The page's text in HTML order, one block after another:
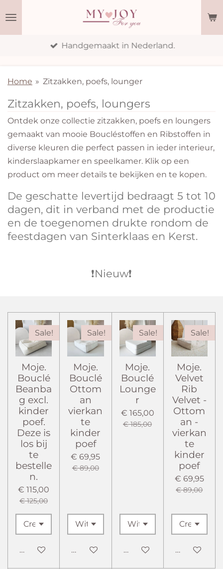
Handgemaakt in Nederland.
Home » Zitzakken, poefs, lounger
Zitzakken, poefs, loungers
Ontdek onze collectie zitzakken, poefs en loungers
gemaakt van mooie Boucléstoffen en Ribstoffen in
diverse kleuren die perfect passen in ieder interieur,
kinderslaapkamer en speelkamer. Klik op een
product om meer details te bekijken en te kopen.
De geschatte levertijd bedraagt 5 tot 10
dagen, dit in verband met de productie
en de toegenomen drukte rondom de
feestdagen van Sinterklaas en Kerst.
❗️Nieuw❗️
Sale!
Moje.
Bouclé
Beanba
g excl.
kinder
poef.
Deze is
los bij
te
bestelle
n.
€ 115,00
€ 125,00
In winkelwagen
Sale!
Moje.
Bouclé
Ottom
an
vierkan
te
kinder
poef
€ 69,95
€ 89,00
In winkelwagen
Sale!
Moje.
Bouclé
Lounge
r
€ 165,00
€ 185,00
In winkelwagen
Sale!
Moje.
Velvet
Rib
Velvet -
Ottom
an -
vierkan
te
kinder
poef
€ 69,95
€ 89,00
In